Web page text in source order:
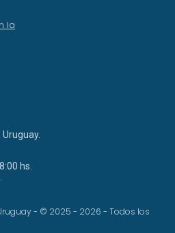
la
hs.
- © 2025 - 2026 - Todos los